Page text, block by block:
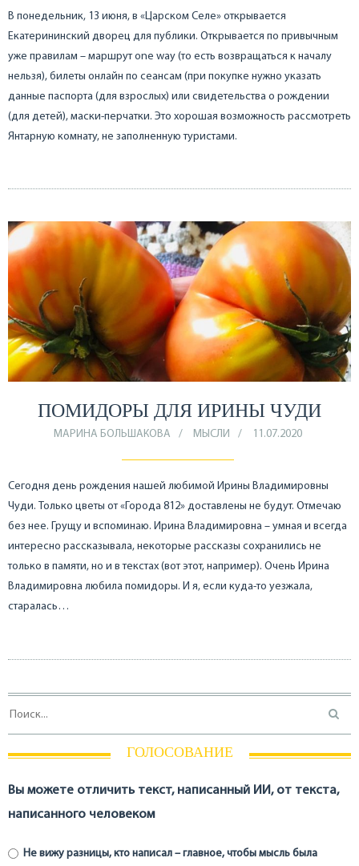
В понедельник, 13 июня, в «Царском Селе» открывается
Екатерининский дворец для публики. Открывается по привычным
уже правилам – маршрут one way (то есть возвращаться к началу
нельзя), билеты онлайн по сеансам (при покупке нужно указать
данные паспорта (для взрослых) или свидетельства о рождении
(для детей), маски-перчатки. Это хорошая возможность рассмотреть
Янтарную комнату, не заполненную туристами.
ПОМИДОРЫ ДЛЯ ИРИНЫ ЧУДИ
МАРИНА БОЛЬШАКОВА МЫСЛИ 11.07.2020
Сегодня день рождения нашей любимой Ирины Владимировны
Чуди. Только цветы от «Города 812» доставлены не будут. Отмечаю
без нее. Грущу и вспоминаю. Ирина Владимировна – умная и всегда
интересно рассказывала, некоторые рассказы сохранились не
только в памяти, но и в текстах (вот этот, например). Очень Ирина
Владимировна любила помидоры. И я, если куда-то уезжала,
старалась…
ГОЛОСОВАНИЕ
Вы можете отличить текст, написанный ИИ, от текста,
написанного человеком
Не вижу разницы, кто написал – главное, чтобы мысль была